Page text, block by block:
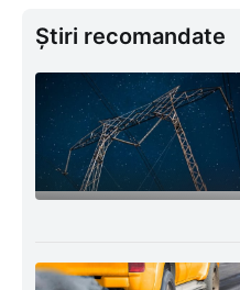
Știri recomandate